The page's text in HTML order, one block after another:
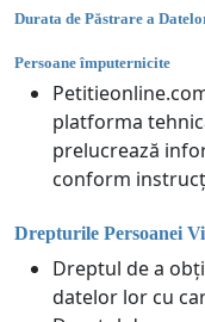
Durata de Păstrare a
Persoane împuternicite
platforma
prelucrează
conform
Drepturile Persoanei
Dreptul de a
datelor lor cu